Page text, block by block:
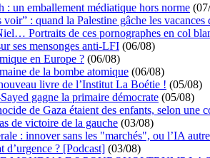
un emballement médiatique hors norme
: quand la Palestine gâche les vacances
Portraits de ces pornographes en col
ses mensonges anti-LFI (06/08)
en Europe ? (06/08)
de la bombe atomique (06/08)
livre de l’Institut La Boétie ! (05/08)
gagne la primaire démocrate (05/08)
de Gaza étaient des enfants, selon une
de victoire de la gauche (03/08)
: innover sans les "marchés", ou l’IA
d’urgence ? [Podcast] (03/08)